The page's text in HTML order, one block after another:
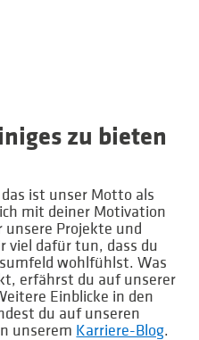
zu bieten
ist unser Motto als
mit deiner Motivation
unsere Projekte und
viel dafür tun, dass du
wohlfühlst. Was
erfährst du auf unserer
Einblicke in den
du auf unseren
unserem Karriere-Blog.